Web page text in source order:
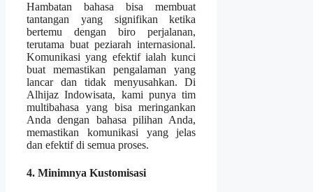
Hambatan bahasa bisa membuat
tantangan yang signifikan ketika
bertemu dengan biro perjalanan,
terutama buat peziarah internasional.
Komunikasi yang efektif ialah kunci
buat memastikan pengalaman yang
lancar dan tidak menyusahkan. Di
Alhijaz Indowisata, kami punya tim
multibahasa yang bisa meringankan
Anda dengan bahasa pilihan Anda,
memastikan komunikasi yang jelas
dan efektif di semua proses.
4. Minimnya Kustomisasi